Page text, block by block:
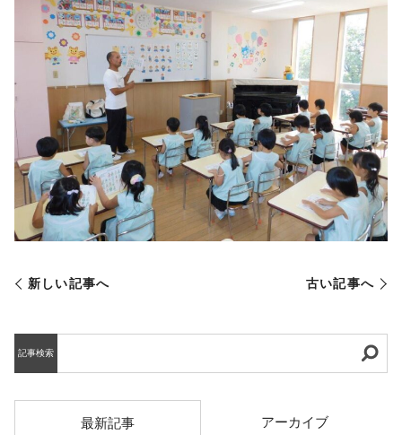
新しい記事へ 古い記事へ
記事検索
最新記事 アーカイブ